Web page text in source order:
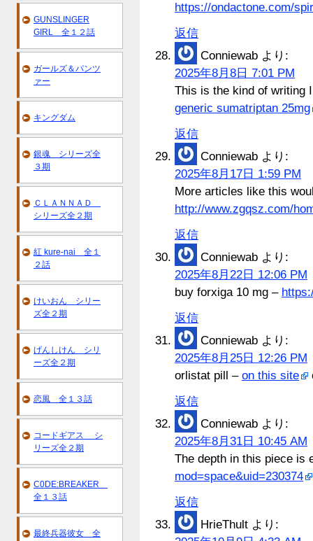
https://ondactone.com/
返信
Conniewab より:
2025年8月8日 7:01 PM
This is the kind of writing
generic sumatriptan 25mg
返信
Conniewab より:
2025年8月17日 1:59 PM
More articles like this
http://www.zgqsz.com/
返信
Conniewab より:
2025年8月22日 12:06 PM
buy forxiga 10 mg –
返信
Conniewab より:
2025年8月25日 12:26 PM
orlistat pill – on this site
返信
Conniewab より:
2025年8月31日 10:45 AM
The depth in this piece is
mod=space&uid=230374
返信
HrieThult より:
GUNSLINGER
GIRL 全１２話
ガールズ＆パンツ
ァー
キングダム
銀魂 シリーズ全
３期
ＣＬＡＮＮＡＤ
シリーズ全２期
紅 kure-nai 全１
２話
けいおん シリー
ズ全２期
げんしけん シリ
ーズ全２期
恋風 全１３話
コードギアス シ
リーズ全２期
C0DE:BREAKER
全１３話
最終兵器彼女 全